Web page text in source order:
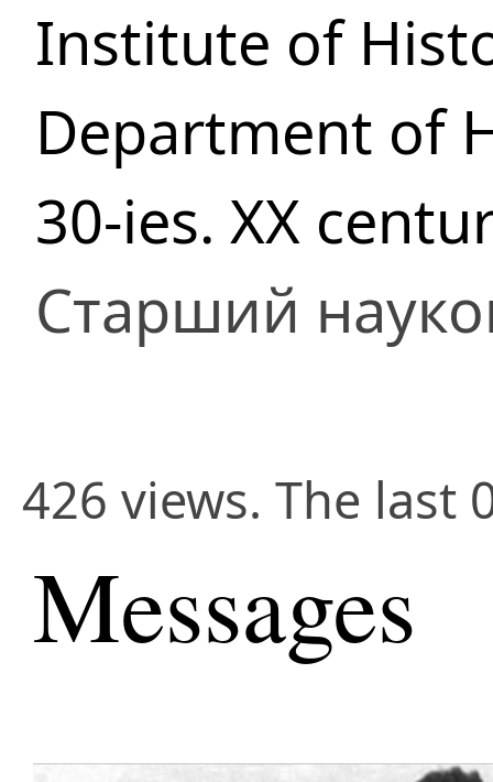
Institute of
Department of
30-ies. XX
Старший
426 views. The last
Messages